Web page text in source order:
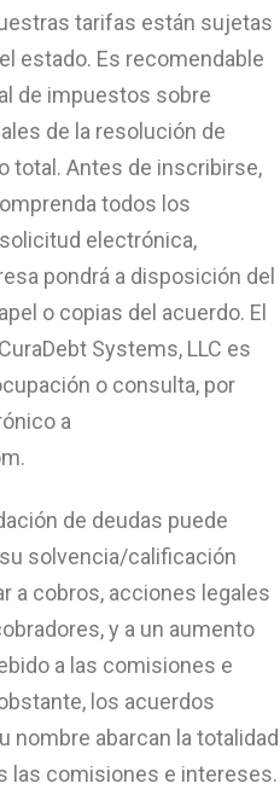
tarifas están sujetas
estado. Es recomendable
de impuestos sobre
de la resolución de
total. Antes de inscribirse,
todos los
electrónica,
pondrá a disposición del
o copias del acuerdo. El
Systems, LLC es
o consulta, por
a
.
de deudas puede
solvencia/calificación
a cobros, acciones legales
y a un aumento
a las comisiones e
los acuerdos
nombre abarcan la totalidad
las comisiones e intereses.